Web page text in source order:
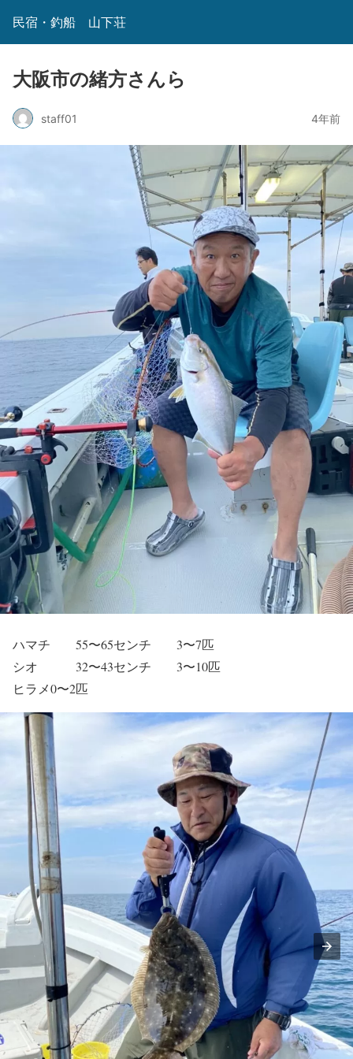
民宿・釣船 山下荘
大阪市の緒方さんら
staff01 4年前
ハマチ 55〜65センチ 3〜7匹
シオ 32〜43センチ 3〜10匹
ヒラメ0〜2匹